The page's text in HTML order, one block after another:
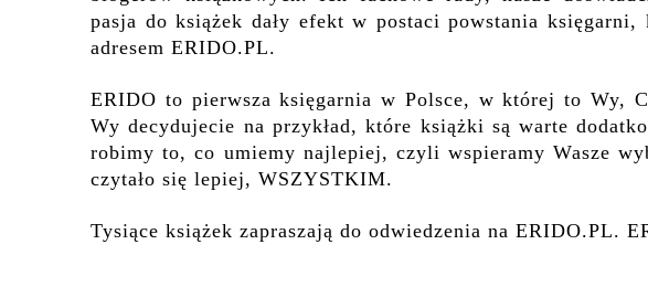
pasja do książek dały efekt w postaci powstania
adresem ERIDO.PL.
ERIDO to pierwsza księgarnia w Polsce, w której to Wy,
Wy decydujecie na przykład, które książki są warte
robimy to, co umiemy najlepiej, czyli wspieramy Wasze
czytało się lepiej, WSZYSTKIM.
Tysiące książek zapraszają do odwiedzenia na ERIDO.PL.